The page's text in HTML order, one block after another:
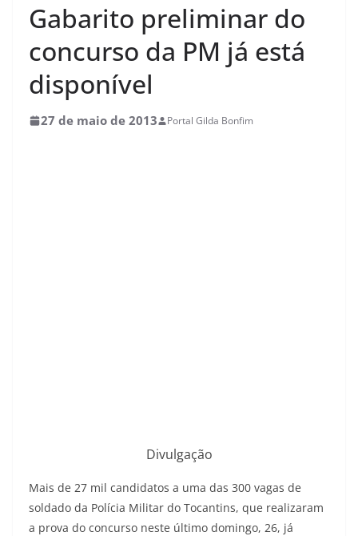
Gabarito preliminar do
concurso da PM já está
disponível
27 de maio de 2013 Portal Gilda Bonfim
Divulgação
Mais de 27 mil candidatos a uma das 300 vagas de
soldado da Polícia Militar do Tocantins, que realizaram
a prova do concurso neste último domingo, 26, já